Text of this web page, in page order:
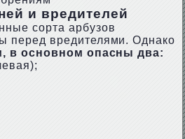
и вредителей
сорта арбузов
перед вредителями. Однако
в основном опасны два: